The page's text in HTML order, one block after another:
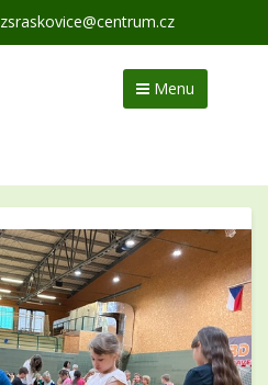
zsraskovice@centrum.cz
Menu